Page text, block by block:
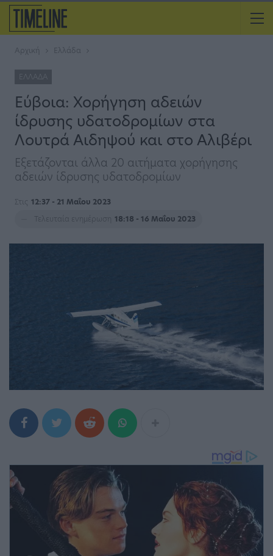
Αρχική Ελλάδα
ΕΛΛΆΔΑ
Εύβοια: Χορήγηση αδειών
ίδρυσης υδατοδρομίων στα
Λουτρά Αιδηψού και στο Αλιβέρι
Eξετάζονται άλλα 20 αιτήματα χορήγησης
αδειών ίδρυσης υδατοδρομίων
Στις 12:37 - 21 Μαΐου 2023
Τελευταία ενημέρωση
18:18 - 16 Μαΐου 2023